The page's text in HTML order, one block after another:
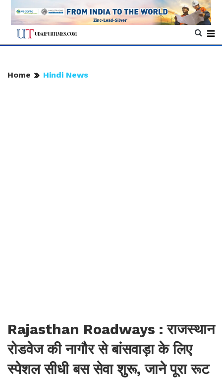
Home Hindi News
Rajasthan Roadways : राजस्थान
रोडवेज की नागौर से बांसवाड़ा के लिए
स्पेशल सीधी बस सेवा शुरू, जाने पूरा रूट